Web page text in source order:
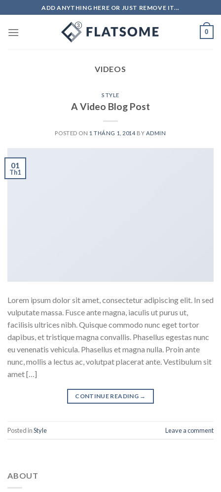
to
content
ADD ANYTHING HERE OR JUST REMOVE IT...
0
VIDEOS
STYLE
A Video Blog Post
POSTED ON 1 THÁNG 1, 2014 BY ADMIN
01
Th1
Lorem ipsum dolor sit amet, consectetur adipiscing elit. In sed
vulputate massa. Fusce ante magna, iaculis ut purus ut,
facilisis ultrices nibh. Quisque commodo nunc eget tortor
dapibus, et tristique magna convallis. Phasellus egestas nunc
eu venenatis vehicula. Phasellus et magna nulla. Proin ante
nunc, mollis a lectus ac, volutpat placerat ante. Vestibulum sit
amet […]
CONTINUE READING →
Posted inStyle Leave a comment
ABOUT